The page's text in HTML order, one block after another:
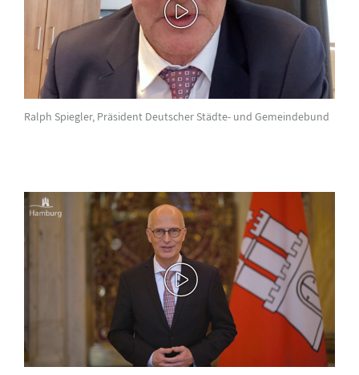
Ralph Spiegler, Präsident Deutscher Städte- und Gemeindebund